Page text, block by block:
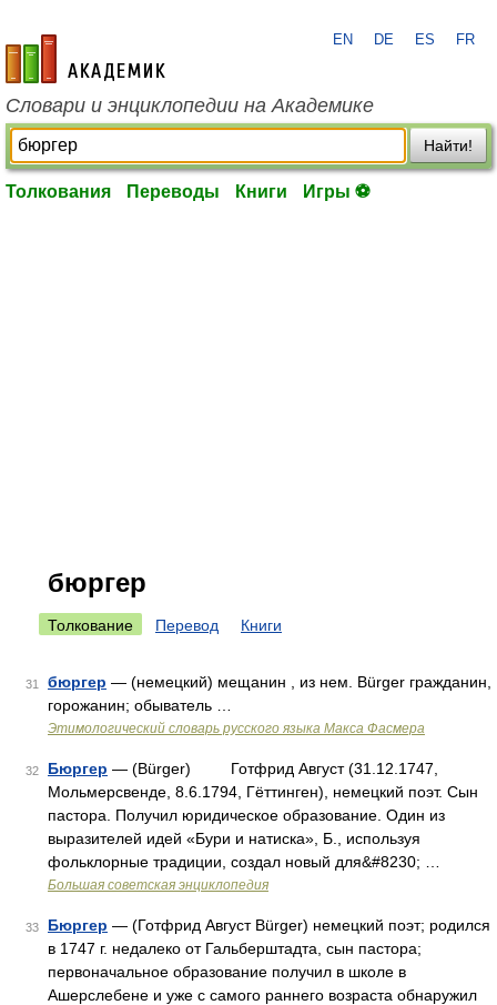
academic.ru
EN DE ES FR
Словари и энциклопедии на Академике
Найти!
Толкования Переводы Книги Игры ⚽
бюргер
Толкование Перевод Книги
31 бюргер — (немецкий) мещанин , из нем. Bürger гражданин,
горожанин; обыватель …
Этимологический словарь русского языка Макса Фасмера
32 Бюргер — (Bürger) Готфрид Август (31.12.1747,
Мольмерсвенде, 8.6.1794, Гёттинген), немецкий поэт. Сын
пастора. Получил юридическое образование. Один из
выразителей идей «Бури и натиска», Б., используя
фольклорные традиции, создал новый для&#8230; …
Большая советская энциклопедия
33 Бюргер — (Готфрид Август Bürger) немецкий поэт; родился
в 1747 г. недалеко от Гальберштадта, сын пастора;
первоначальное образование получил в школе в
Ашерслебене и уже с самого раннего возраста обнаружил